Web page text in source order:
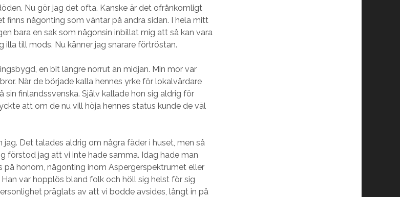
Nu gör jag det ofta. Kanske är det ofrånkomligt
finns någonting som väntar på andra sidan. I hela mitt
bara en sak som någonsin inbillat mig att så kan vara
illa till mods. Nu känner jag snarare förtröstan.
en bit längre norrut än midjan. Min mor var
När de började kalla hennes yrke för lokalvårdare
finlandssvenska. Själv kallade hon sig aldrig för
att om de nu vill höja hennes status kunde de väl
jag. Det talades aldrig om några fäder i huset, men så
förstod jag att vi inte hade samma. Idag hade man
på honom, någonting inom Aspergerspektrumet eller
var hopplös bland folk och höll sig helst för sig
präglats av att vi bodde avsides, långt in på